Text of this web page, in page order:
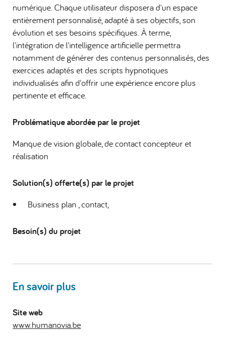
numérique. Chaque utilisateur disposera d'un espace
entièrement personnalisé, adapté à ses objectifs, son
évolution et ses besoins spécifiques. À terme,
l'intégration de l'intelligence artificielle permettra
notamment de générer des contenus personnalisés, des
exercices adaptés et des scripts hypnotiques
individualisés afin d'offrir une expérience encore plus
pertinente et efficace.
Problématique abordée par le projet
Manque de vision globale, de contact concepteur et
réalisation
Solution(s) offerte(s) par le projet
Business plan , contact,
Besoin(s) du projet
En savoir plus
Site web
www.humanovia.be